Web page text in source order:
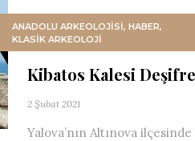
ANADOLU ARKEOLOJİSİ, HABER,
KLASİK ARKEOLOJİ
Kibatos Kalesi
2 Şubat 2021
Yalova’nın Altınova